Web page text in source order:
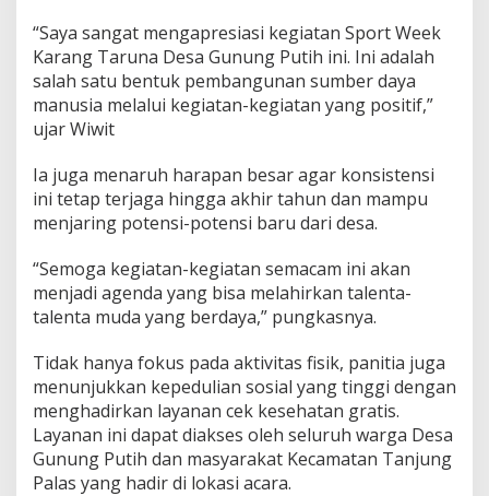
e
i
a
p
k
a
n
“Saya sangat mengapresiasi kegiatan Sport Week
Karang Taruna Desa Gunung Putih ini. Ini adalah
salah satu bentuk pembangunan sumber daya
manusia melalui kegiatan-kegiatan yang positif,”
ujar Wiwit
Ia juga menaruh harapan besar agar konsistensi
ini tetap terjaga hingga akhir tahun dan mampu
menjaring potensi-potensi baru dari desa.
“Semoga kegiatan-kegiatan semacam ini akan
menjadi agenda yang bisa melahirkan talenta-
talenta muda yang berdaya,” pungkasnya.
Tidak hanya fokus pada aktivitas fisik, panitia juga
menunjukkan kepedulian sosial yang tinggi dengan
menghadirkan layanan cek kesehatan gratis.
Layanan ini dapat diakses oleh seluruh warga Desa
Gunung Putih dan masyarakat Kecamatan Tanjung
Palas yang hadir di lokasi acara.